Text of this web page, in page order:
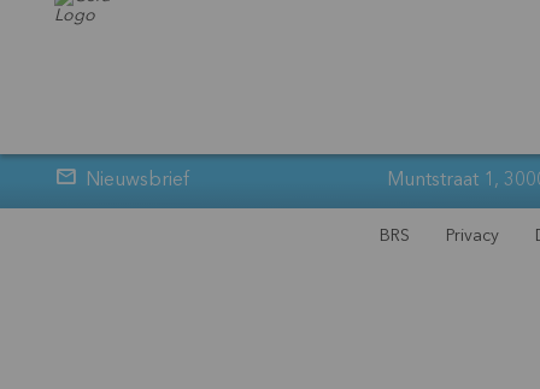
Nieuwsbrief Muntstraat 1,
BRS Privacy